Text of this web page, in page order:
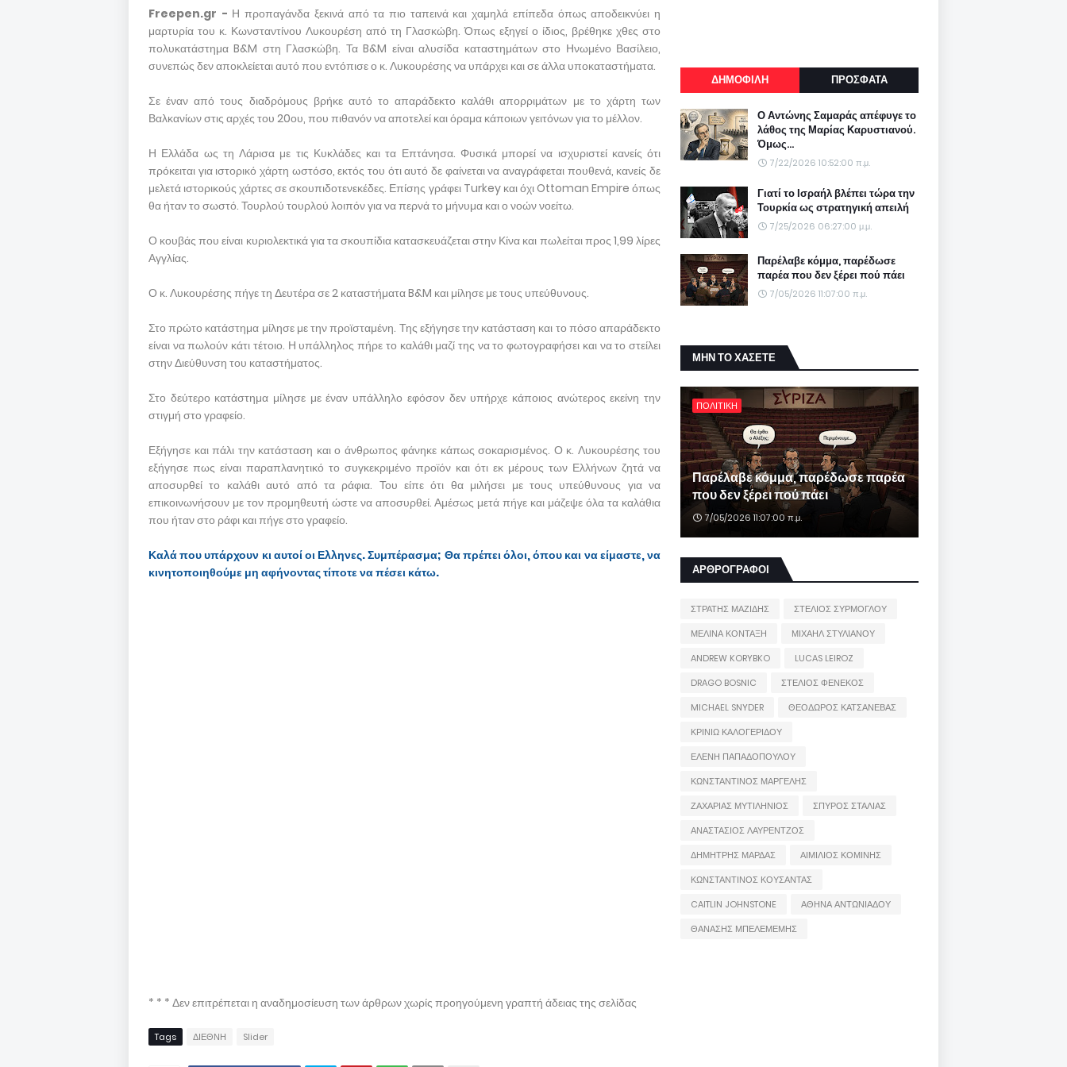
Freepen.gr - Η προπαγάνδα ξεκινά από τα πιο ταπεινά και χαμηλά επίπεδα όπως αποδεικνύει η
μαρτυρία του κ. Κωνσταντίνου Λυκουρέση από τη Γλασκώβη. Όπως εξηγεί ο ίδιος, βρέθηκε χθες στο
πολυκατάστημα B&M στη Γλασκώβη. Τα B&M είναι αλυσίδα καταστημάτων στο Ηνωμένο Βασίλειο,
συνεπώς δεν αποκλείεται αυτό που εντόπισε ο κ. Λυκουρέσης να υπάρχει και σε άλλα υποκαταστήματα.
Σε έναν από τους διαδρόμους βρήκε αυτό το απαράδεκτο καλάθι απορριμάτων με το χάρτη των
Βαλκανίων στις αρχές του 20ου, που πιθανόν να αποτελεί και όραμα κάποιων γειτόνων για το μέλλον.
Η Ελλάδα ως τη Λάρισα με τις Κυκλάδες και τα Επτάνησα. Φυσικά μπορεί να ισχυριστεί κανείς ότι
πρόκειται για ιστορικό χάρτη ωστόσο, εκτός του ότι αυτό δε φαίνεται να αναγράφεται πουθενά, κανείς δε
μελετά ιστορικούς χάρτες σε σκουπιδοτενεκέδες. Επίσης γράφει Turkey και όχι Ottoman Empire όπως
θα ήταν το σωστό. Τουρλού τουρλού λοιπόν για να περνά το μήνυμα και ο νοών νοείτω.
Ο κουβάς που είναι κυριολεκτικά για τα σκουπίδια κατασκευάζεται στην Κίνα και πωλείται προς 1,99 λίρες
Αγγλίας.
Ο κ. Λυκουρέσης πήγε τη Δευτέρα σε 2 καταστήματα B&M και μίλησε με τους υπεύθυνους.
Στο πρώτο κατάστημα μίλησε με την προϊσταμένη. Της εξήγησε την κατάσταση και το πόσο απαράδεκτο
είναι να πωλούν κάτι τέτοιο. Η υπάλληλος πήρε το καλάθι μαζί της να το φωτογραφήσει και να το στείλει
στην Διεύθυνση του καταστήματος.
Στο δεύτερο κατάστημα μίλησε με έναν υπάλληλο εφόσον δεν υπήρχε κάποιος ανώτερος εκείνη την
στιγμή στο γραφείο.
Εξήγησε και πάλι την κατάσταση και ο άνθρωπος φάνηκε κάπως σοκαρισμένος. Ο κ. Λυκουρέσης του
εξήγησε πως είναι παραπλανητικό το συγκεκριμένο προϊόν και ότι εκ μέρους των Ελλήνων ζητά να
αποσυρθεί το καλάθι αυτό από τα ράφια. Του είπε ότι θα μιλήσει με τους υπεύθυνους για να
επικοινωνήσουν με τον προμηθευτή ώστε να αποσυρθεί. Αμέσως μετά πήγε και μάζεψε όλα τα καλάθια
που ήταν στο ράφι και πήγε στο γραφείο.
Καλά που υπάρχουν κι αυτοί οι Ελληνες. Συμπέρασμα; Θα πρέπει όλοι, όπου και να είμαστε, να
κινητοποιηθούμε μη αφήνοντας τίποτε να πέσει κάτω.
* * * Δεν επιτρέπεται η αναδημοσίευση των άρθρων χωρίς προηγούμενη γραπτή άδειας της σελίδας
Tags ΔΙΕΘΝΗ Slider
ΔΗΜΟΦΙΛΗ ΠΡΟΣΦΑΤΑ
Ο Αντώνης Σαμαράς απέφυγε το
λάθος της Μαρίας Καρυστιανού.
Όμως...
7/22/2026 10:52:00 π.μ.
Γιατί το Ισραήλ βλέπει τώρα την
Τουρκία ως στρατηγική απειλή
7/25/2026 06:27:00 μ.μ.
Παρέλαβε κόμμα, παρέδωσε
παρέα που δεν ξέρει πού πάει
7/05/2026 11:07:00 π.μ.
ΜΗΝ ΤΟ ΧΑΣΕΤΕ
ΠΟΛΙΤΙΚΗ
Παρέλαβε κόμμα, παρέδωσε παρέα
που δεν ξέρει πού πάει
7/05/2026 11:07:00 π.μ.
ΑΡΘΡΟΓΡΑΦΟΙ
ΣΤΡΑΤΗΣ ΜΑΖΙΔΗΣ
ΣΤΕΛΙΟΣ ΣΥΡΜΟΓΛΟΥ
ΜΕΛΙΝΑ ΚΟΝΤΑΞΗ
ΜΙΧΑΗΛ ΣΤΥΛΙΑΝΟΥ
ANDREW KORYBKO
LUCAS LEIROZ
DRAGO BOSNIC
ΣΤΕΛΙΟΣ ΦΕΝΕΚΟΣ
MICHAEL SNYDER
ΘΕΟΔΩΡΟΣ ΚΑΤΣΑΝΕΒΑΣ
ΚΡΙΝΙΩ ΚΑΛΟΓΕΡΙΔΟΥ
ΕΛΕΝΗ ΠΑΠΑΔΟΠΟΥΛΟΥ
ΚΩΝΣΤΑΝΤΙΝΟΣ ΜΑΡΓΕΛΗΣ
ΖΑΧΑΡΙΑΣ ΜΥΤΙΛΗΝΙΟΣ
ΣΠΥΡΟΣ ΣΤΑΛΙΑΣ
ΑΝΑΣΤΑΣΙΟΣ ΛΑΥΡΕΝΤΖΟΣ
ΔΗΜΗΤΡΗΣ ΜΑΡΔΑΣ
ΑΙΜΙΛΙΟΣ ΚΟΜΙΝΗΣ
ΚΩΝΣΤΑΝΤΙΝΟΣ ΚΟΥΣΑΝΤΑΣ
CAITLIN JOHNSTONE
ΑΘΗΝΑ ΑΝΤΩΝΙΑΔΟΥ
ΘΑΝΑΣΗΣ ΜΠΕΛΕΜΕΜΗΣ